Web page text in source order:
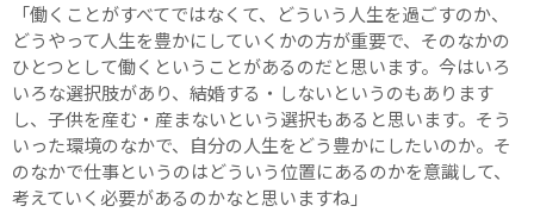
「働くことがすべてではなくて、どういう人生を過ごすのか、
どうやって人生を豊かにしていくかの方が重要で、そのなかの
ひとつとして働くということがあるのだと思います。今はいろ
いろな選択肢があり、結婚する・しないというのもあります
し、子供を産む・産まないという選択もあると思います。そう
いった環境のなかで、自分の人生をどう豊かにしたいのか。そ
のなかで仕事というのはどういう位置にあるのかを意識して、
考えていく必要があるのかなと思いますね」